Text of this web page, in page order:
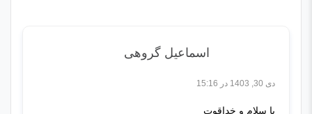
اسماعیل گروهی
دی 30, 1403 در 15:16
با سلام و خداقوت